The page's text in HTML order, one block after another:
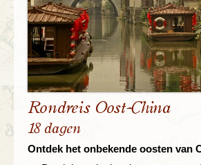
Rondreis Oost-China
18 dagen
Ontdek het onbekende oosten van